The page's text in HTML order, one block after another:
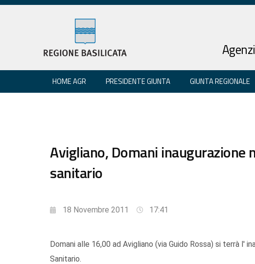
HOME AGR PRESIDENTE GIUNTA GIUNTA REGIONALE
Avigliano, Domani inaugurazione
sanitario
18 Novembre 2011 17:41
Domani alle 16,00 ad Avigliano (via Guido Rossa) si terrà l'
Sanitario.